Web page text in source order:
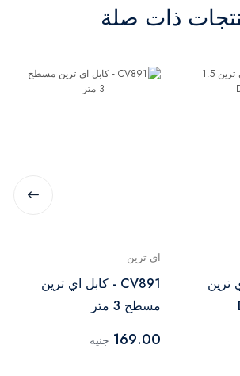
ذات صلة
ترين
اي ترين
CV891 - كابل اي ترين
مسطح 3 متر
169.00 جنيه